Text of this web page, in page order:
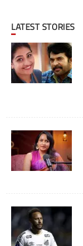
LATEST STORIES